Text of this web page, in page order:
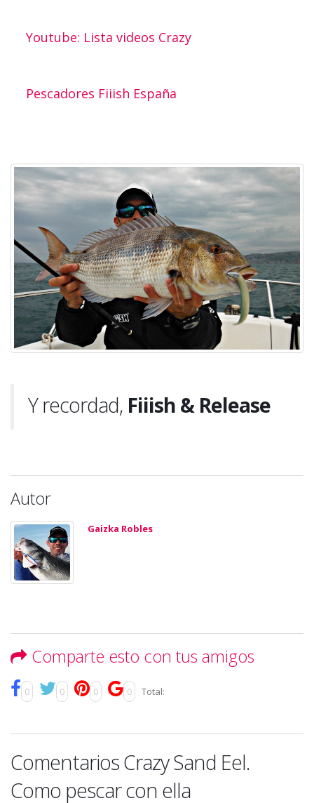
Youtube: Lista videos Crazy
Pescadores Fiiish España
Y recordad, Fiiish & Release
Autor
Gaizka Robles
Comparte esto con tus amigos
0 0 0 0 Total:
Comentarios Crazy Sand Eel.
Como pescar con ella